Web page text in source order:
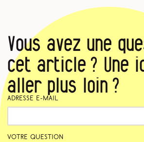
Vous avez une
cet article ? Une
aller plus loin ?
Adresse e-mail
Votre question